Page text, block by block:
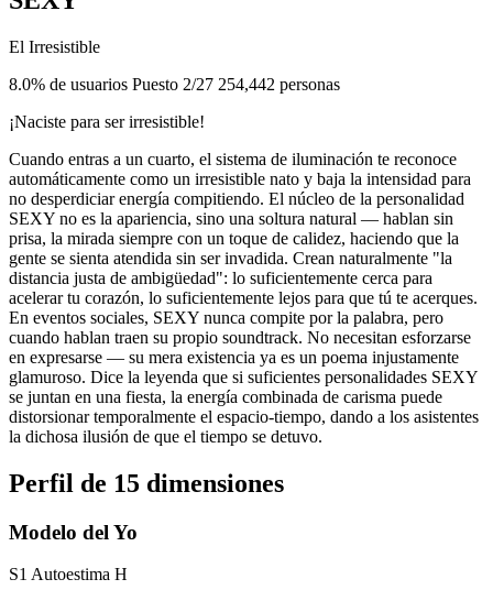
El Irresistible
8.0% de usuarios Puesto 2/27 254,442 personas
¡Naciste para ser irresistible!
Cuando entras a un cuarto, el sistema de iluminación te reconoce
automáticamente como un irresistible nato y baja la intensidad para
no desperdiciar energía compitiendo. El núcleo de la personalidad
SEXY no es la apariencia, sino una soltura natural — hablan sin
prisa, la mirada siempre con un toque de calidez, haciendo que la
gente se sienta atendida sin ser invadida. Crean naturalmente "la
distancia justa de ambigüedad": lo suficientemente cerca para
acelerar tu corazón, lo suficientemente lejos para que tú te acerques.
En eventos sociales, SEXY nunca compite por la palabra, pero
cuando hablan traen su propio soundtrack. No necesitan esforzarse
en expresarse — su mera existencia ya es un poema injustamente
glamuroso. Dice la leyenda que si suficientes personalidades SEXY
se juntan en una fiesta, la energía combinada de carisma puede
distorsionar temporalmente el espacio-tiempo, dando a los asistentes
la dichosa ilusión de que el tiempo se detuvo.
Perfil de 15 dimensiones
Modelo del Yo
S1 Autoestima H